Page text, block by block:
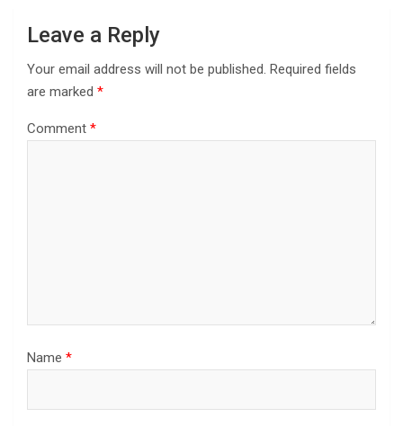
Leave a Reply
Your email address will not be published. Required fields
are marked *
Comment *
Name *